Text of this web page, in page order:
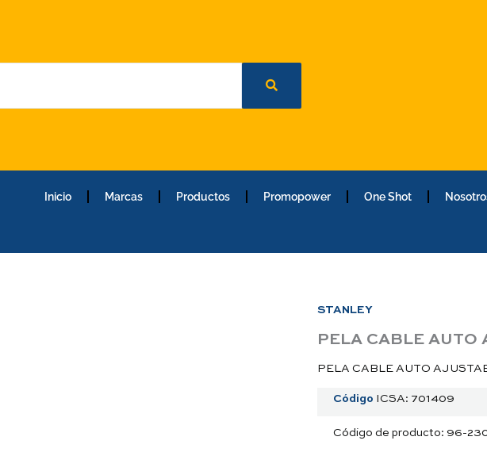
Inicio Marcas Productos Promopower One Shot
STANLEY
PELA CABLE AUTO
PELA CABLE AUTO
Código ICSA: 701409
Código de producto: 96-